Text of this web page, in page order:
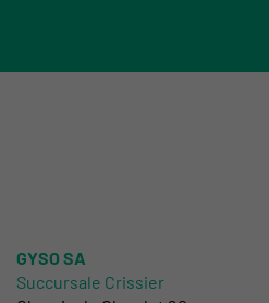
GYSO SA
Succursale Crissier